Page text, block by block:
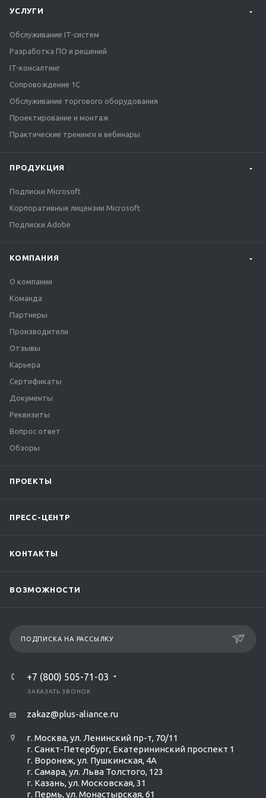
УСЛУГИ
Обслуживание IT-систем
Разработка ПО и решений
IT-консалтинг
Сопровождение 1С
Обслуживание торгового оборудования
Проектирование и монтаж
Практические тренинги и вебинары
ПРОДУКЦИЯ
Подписки Microsoft
Корпоративные лицензии Microsoft
Подписки Adobe
КОМПАНИЯ
О компании
Команда
Партнеры
Производители
Отзывы
Карьера
Сертификаты
Документы
Реквизиты
Вопрос ответ
Обзоры
ПРОЕКТЫ
ПРЕСС-ЦЕНТР
КОНТАКТЫ
ВОЗМОЖНОСТИ
ПОДПИСКА НА РАССЫЛКУ
+7 (800) 505-71-03
ЗАКАЗАТЬ ЗВОНОК
zakaz@plus-aliance.ru
г. Москва, ул. Ленинский пр-т, 70/11
г. Санкт-Петербург, Екатерининский проспект 1
г. Воронеж, ул. Пушкинская, 4А
г. Самара, ул. Льва Толстого, 123
г. Казань, ул. Московская, 31
г. Пермь, ул. Монастырская, 61